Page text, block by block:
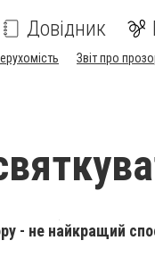
Довідник
Звіт про
- не найкращий